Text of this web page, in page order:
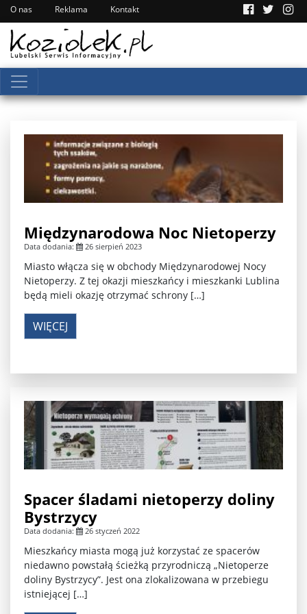
O nas Reklama Kontakt
Międzynarodowa Noc Nietoperzy
Data dodania: 26 sierpień 2023
Miasto włącza się w obchody Międzynarodowej Nocy
Nietoperzy. Z tej okazji mieszkańcy i mieszkanki Lublina
będą mieli okazję otrzymać schrony […]
WIĘCEJ
Spacer śladami nietoperzy doliny
Bystrzycy
Data dodania: 26 styczeń 2022
Mieszkańcy miasta mogą już korzystać ze spacerów
niedawno powstałą ścieżką przyrodniczą „Nietoperze
doliny Bystrzycy”. Jest ona zlokalizowana w przebiegu
istniejącej […]